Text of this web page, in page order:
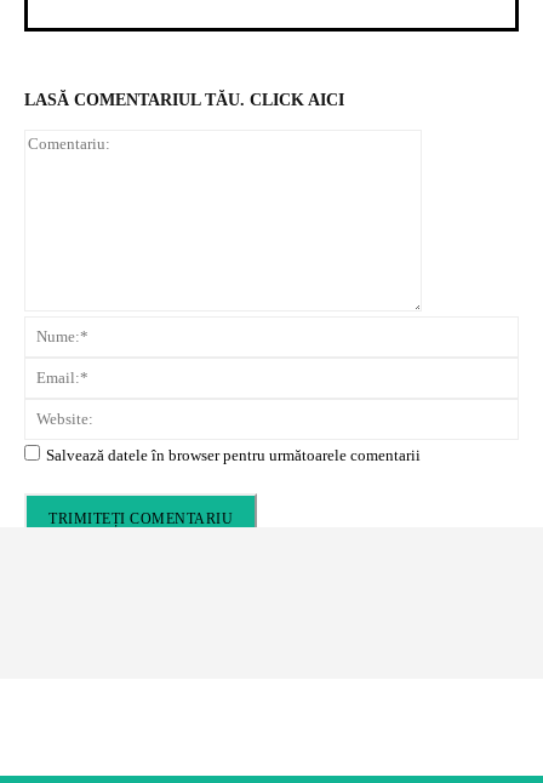
LASĂ COMENTARIUL TĂU. CLICK AICI
Salvează datele în browser pentru următoarele comentarii